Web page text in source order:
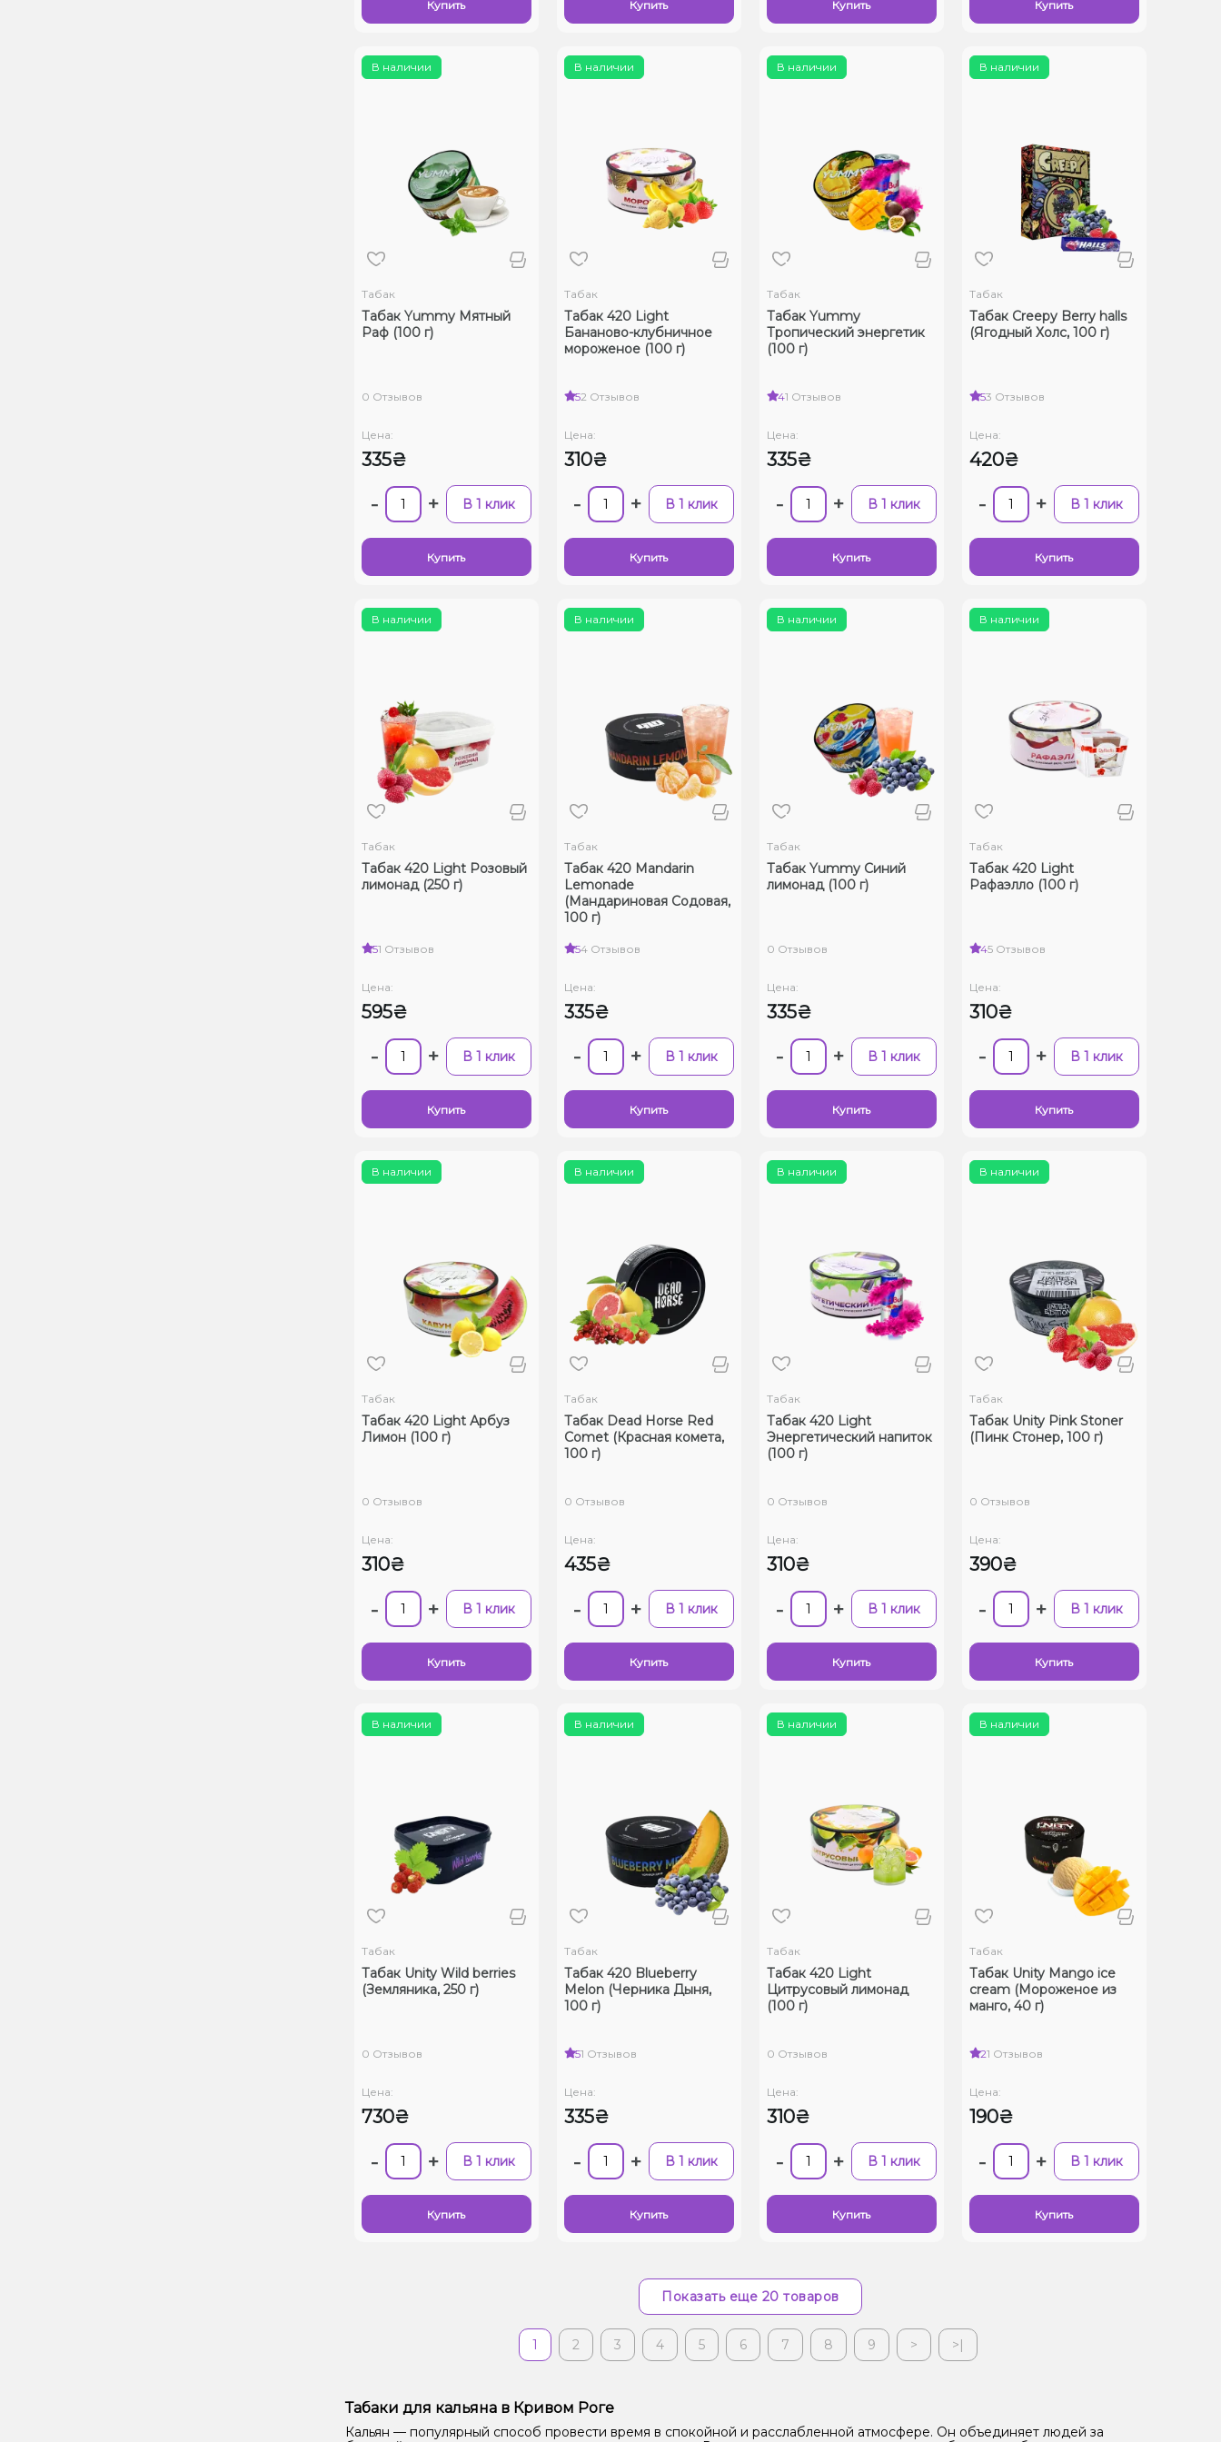
Купить Купить Купить Купить
В наличии
Табак
Табак Yummy Мятный
Раф (100 г)
0 Отзывов
Цена:
335₴
- + В 1 клик
Купить
В наличии
Табак
Табак 420 Light
Бананово-клубничное
мороженое (100 г)
52 Отзывов
Цена:
310₴
- + В 1 клик
Купить
В наличии
Табак
Табак Yummy
Тропический энергетик
(100 г)
41 Отзывов
Цена:
335₴
- + В 1 клик
Купить
В наличии
Табак
Табак Creepy Berry halls
(Ягодный Холс, 100 г)
53 Отзывов
Цена:
420₴
- + В 1 клик
Купить
В наличии
Табак
Табак 420 Light Розовый
лимонад (250 г)
51 Отзывов
Цена:
595₴
- + В 1 клик
Купить
В наличии
Табак
Табак 420 Mandarin
Lemonade
(Мандариновая Содовая,
100 г)
54 Отзывов
Цена:
335₴
- + В 1 клик
Купить
В наличии
Табак
Табак Yummy Синий
лимонад (100 г)
0 Отзывов
Цена:
335₴
- + В 1 клик
Купить
В наличии
Табак
Табак 420 Light
Рафаэлло (100 г)
45 Отзывов
Цена:
310₴
- + В 1 клик
Купить
В наличии
Табак
Табак 420 Light Арбуз
Лимон (100 г)
0 Отзывов
Цена:
310₴
- + В 1 клик
Купить
В наличии
Табак
Табак Dead Horse Red
Comet (Красная комета,
100 г)
0 Отзывов
Цена:
435₴
- + В 1 клик
Купить
В наличии
Табак
Табак 420 Light
Энергетический напиток
(100 г)
0 Отзывов
Цена:
310₴
- + В 1 клик
Купить
В наличии
Табак
Табак Unity Pink Stoner
(Пинк Стонер, 100 г)
0 Отзывов
Цена:
390₴
- + В 1 клик
Купить
В наличии
Табак
Табак Unity Wild berries
(Земляника, 250 г)
0 Отзывов
Цена:
730₴
- + В 1 клик
Купить
В наличии
Табак
Табак 420 Blueberry
Melon (Черника Дыня,
100 г)
51 Отзывов
Цена:
335₴
- + В 1 клик
Купить
В наличии
Табак
Табак 420 Light
Цитрусовый лимонад
(100 г)
0 Отзывов
Цена:
310₴
- + В 1 клик
Купить
В наличии
Табак
Табак Unity Mango ice
cream (Мороженое из
манго, 40 г)
21 Отзывов
Цена:
190₴
- + В 1 клик
Купить
Показать еще 20 товаров
1 2 3 4 5 6 7 8 9 > >|
Табаки для кальяна в Кривом Роге
Кальян — популярный способ провести время в спокойной и расслабленной атмосфере. Он объединяет людей за